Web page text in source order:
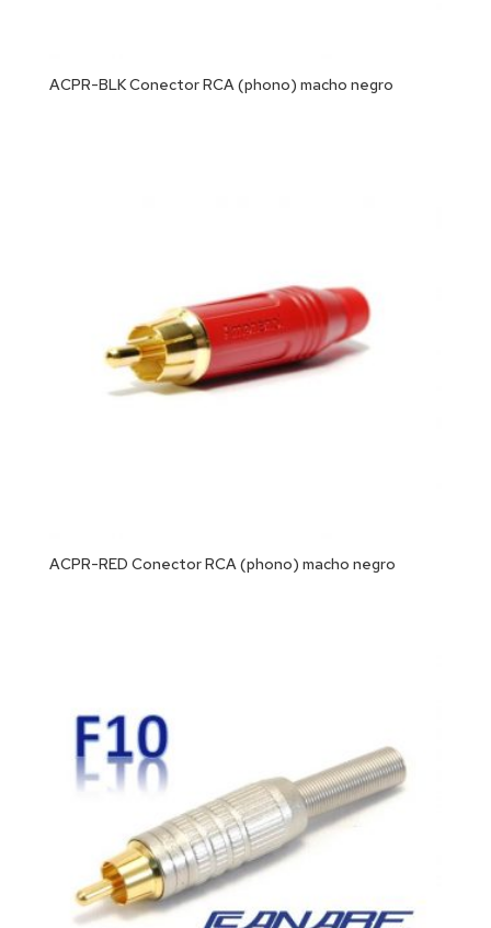
ACPR-BLK Conector RCA (phono) macho negro
ACPR-RED Conector RCA (phono) macho negro